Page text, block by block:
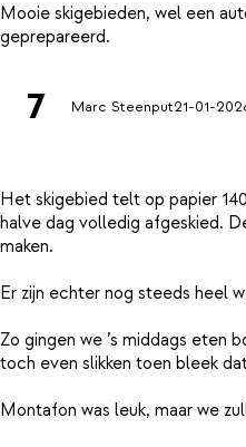
Mooie skigebieden, wel een
7 Marc Steenput21-01-
Het skigebied telt op papier
halve dag volledig afgeskied.
maken.
Er zijn echter nog steeds heel
Zo gingen we ’s middags eten
toch even slikken toen bleek